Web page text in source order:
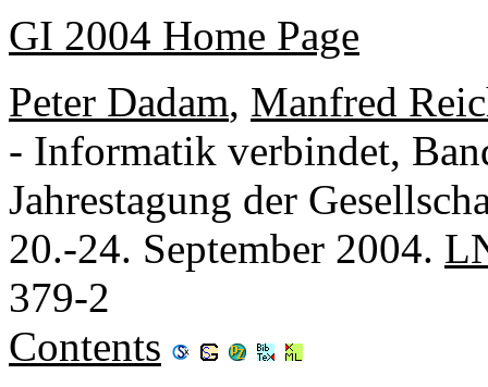
GI 2004 Home Page
Peter Dadam, Manfred
- Informatik verbindet,
Jahrestagung der
20.-24. September 2004.
379-2
Contents